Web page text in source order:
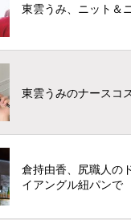
東雲うみ、ニット＆
東雲うみのナースコ
倉持由香、尻職人の
イアングル紐パンで